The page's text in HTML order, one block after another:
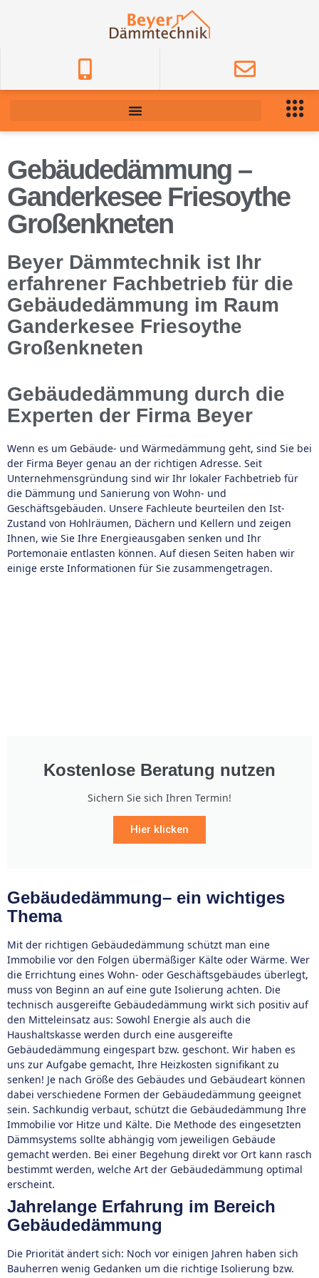
Gebäudedämmung –
Ganderkesee Friesoythe
Großenkneten
Beyer Dämmtechnik ist Ihr
erfahrener Fachbetrieb für die
Gebäudedämmung im Raum
Ganderkesee Friesoythe
Großenkneten
Gebäudedämmung durch die
Experten der Firma Beyer
Wenn es um Gebäude- und Wärmedämmung geht, sind Sie bei
der Firma Beyer genau an der richtigen Adresse. Seit
Unternehmensgründung sind wir Ihr lokaler Fachbetrieb für
die Dämmung und Sanierung von Wohn- und
Geschäftsgebäuden. Unsere Fachleute beurteilen den Ist-
Zustand von Hohlräumen, Dächern und Kellern und zeigen
Ihnen, wie Sie Ihre Energieausgaben senken und Ihr
Portemonaie entlasten können. Auf diesen Seiten haben wir
einige erste Informationen für Sie zusammengetragen.
Kostenlose Beratung nutzen
Sichern Sie sich Ihren Termin!
Hier klicken
Gebäudedämmung– ein wichtiges
Thema
Mit der richtigen Gebäudedämmung schützt man eine
Immobilie vor den Folgen übermäßiger Kälte oder Wärme. Wer
die Errichtung eines Wohn- oder Geschäftsgebäudes überlegt,
muss von Beginn an auf eine gute Isolierung achten. Die
technisch ausgereifte Gebäudedämmung wirkt sich positiv auf
den Mitteleinsatz aus: Sowohl Energie als auch die
Haushaltskasse werden durch eine ausgereifte
Gebäudedämmung eingespart bzw. geschont. Wir haben es
uns zur Aufgabe gemacht, Ihre Heizkosten signifikant zu
senken! Je nach Größe des Gebäudes und Gebäudeart können
dabei verschiedene Formen der Gebäudedämmung geeignet
sein. Sachkundig verbaut, schützt die Gebäudedämmung Ihre
Immobilie vor Hitze und Kälte. Die Methode des eingesetzten
Dämmsystems sollte abhängig vom jeweiligen Gebäude
gemacht werden. Bei einer Begehung direkt vor Ort kann rasch
bestimmt werden, welche Art der Gebäudedämmung optimal
erscheint.
Jahrelange Erfahrung im Bereich
Gebäudedämmung
Die Priorität ändert sich: Noch vor einigen Jahren haben sich
Bauherren wenig Gedanken um die richtige Isolierung bzw.